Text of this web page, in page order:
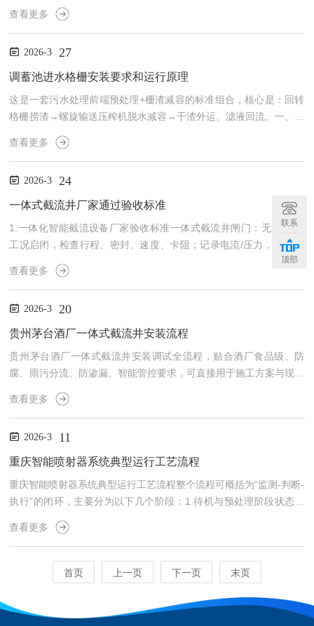
洗，一次真空一次冲洗（常用于调蓄池），核心是：抽一次真空→储
一次水→破真空冲一次→完成。一、核心结构存水室（密闭水箱）真
空冲洗设备，无锡浩润环保旗下公司神禹环保开发新型调蓄池真空冲
洗设备，适用于初期雨水调蓄池，污水蓄水池冲洗，一次真空一次冲
查看更多
2026-3 27
调蓄池进水格栅安装要求和运行原理
这是一套污水处理前端预处理+栅渣减容的标准组合，核心是：回转
格栅捞渣→螺旋输送压榨机脱水减容→干渣外运、滤液回流。一、回
转格栅（捞渣）工作原理格栅除污机配螺旋输送压榨机的作用拦截捞
渣：电机+减速机带动耙齿链连续回转，耙齿从水下插入栅条间隙，
自动卸渣：耙齿到顶部翻转180°，杂物靠重力脱落；配清渣刷/刮
板，清理耙齿，渣落入下方螺旋输送压榨机进料斗。作用：保护后续
水泵、管道、设备不被堵塞，是一道防线。二、螺旋输送压榨机（...
查看更多
2026-3 24
一体式截流井厂家通过验收标准
1.一体化智能截流设备厂家验收标准一体式截流井闸门：无水/有水
工况启闭，检查行程、密封、速度、卡阻；记录电流/压力，偏差≤2
mm。2.泵组：点动转向，空载运行≥2h，监测电流、振动、噪声、
温升；无异常后带载测试流量扬程。3.传感器：校准液位、流量、水
量，动作可靠。系统联动调试（一体化智能截流井）1一体化智能截
流设备厂家验收标准.空载联动：PLC手动/自动切换，模拟液位触发
查看更多
2026-3 20
贵州茅台酒厂一体式截流井安装流程
贵州茅台酒厂一体式截流井安装调试全流程，贴合酒厂食品级、防
腐、雨污分流、防渗漏、智能管控要求，可直接用于施工方案与现场
作业。贵州茅台酒厂一体式截流井安装调试全过程一、施工准备（酒
厂专项要求）1.技术交底：明确酒厂食品级防腐、雨污分流、防渗
44-2023规范。2.现场条件：清理作业面，划定吊装区，做好围挡与
警示；厂区停水/停排提前报备，设置临时导流与应急集污池，严禁
查看更多
2026-3 11
重庆智能喷射器系统典型运行工艺流程
重庆智能喷射器系统典型运行工艺流程整个流程可概括为“监测-判断-
执行”的闭环，主要分为以下几个阶段：1.待机与预处理阶段状态：
调蓄池蓄水期间，系统处于低功耗待机或间歇运行状态。动作：控制
系统会定时启动喷射器，喷出气液混合物对池内水体进行曝气。目
庆智能喷射器系统典型运行工艺流程排水搅拌阶段触发：当调蓄池需
要排水时，液位计监测到水位降至预设值，向控制系统发出信号。动
作：控制系统启动智能喷射器。喷管开始在0-280°（或...
查看更多
首页 上一页 下一页 末页
联系
顶部